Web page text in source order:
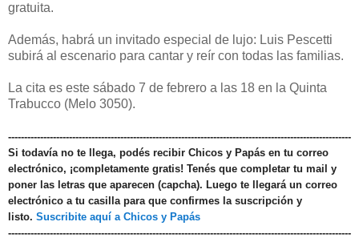
gratuita.
Además, habrá un invitado especial de lujo: Luis Pescetti
subirá al escenario para cantar y reír con todas las familias.
La cita es este sábado 7 de febrero a las 18 en la Quinta
Trabucco (Melo 3050).
-----------------------------------------------------------------------------------------------------------
Si todavía no te llega, podés recibir Chicos y Papás en tu correo
electrónico, ¡completamente gratis! Tenés que completar tu mail y
poner las letras que aparecen (capcha). Luego te llegará un correo
electrónico a tu casilla para que confirmes la suscripción y
listo. Suscribite aquí a Chicos y Papás
-----------------------------------------------------------------------------------------------------------